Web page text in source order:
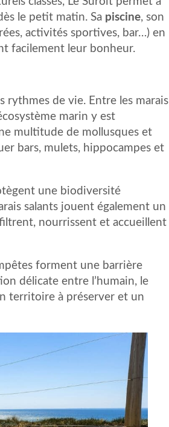
le petit matin. Sa piscine, son
activités sportives, bar…) en
facilement leur bonheur.
rythmes de vie. Entre les marais
marin y est
multitude de mollusques et
bars, mulets, hippocampes et
une biodiversité
salants jouent également un
nourrissent et accueillent
forment une barrière
délicate entre l’humain, le
territoire à préserver et un